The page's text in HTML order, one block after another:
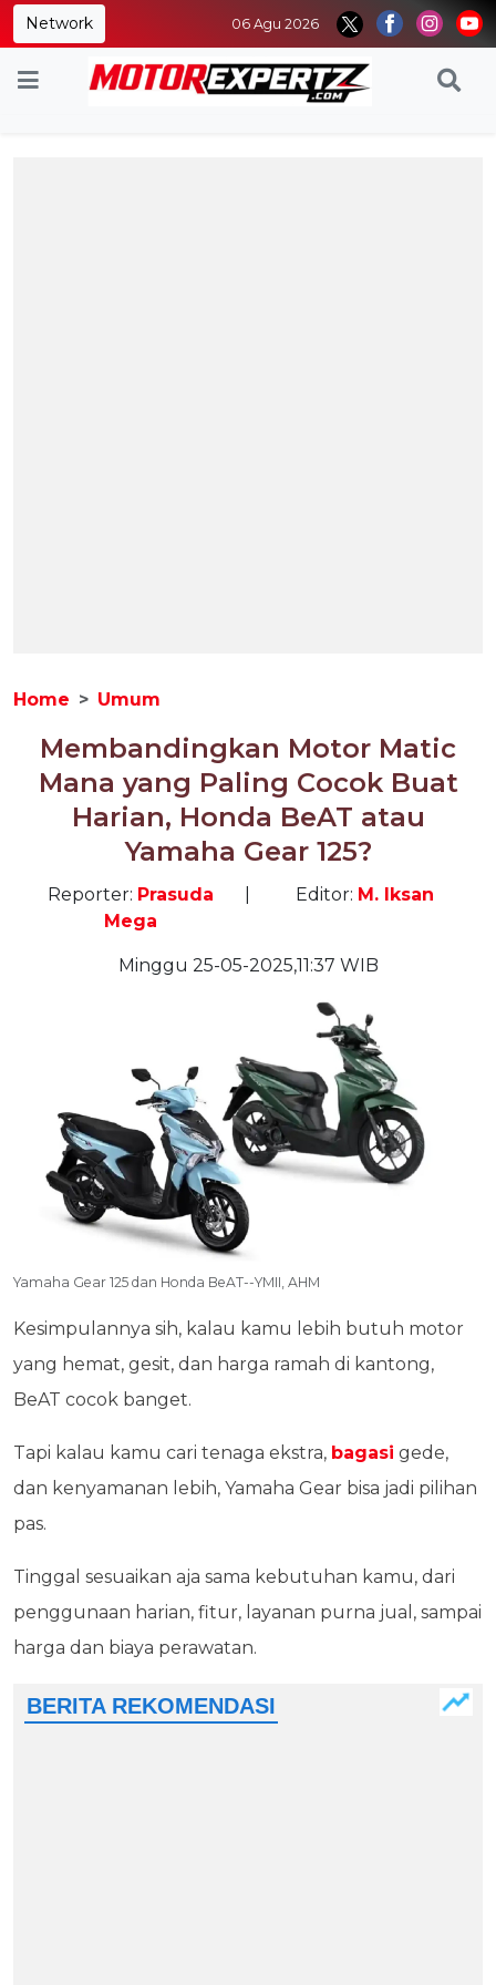
Network 06 Agu 2026
Home Umum
Membandingkan Motor Matic
Mana yang Paling Cocok Buat
Harian, Honda BeAT atau
Yamaha Gear 125?
Reporter: Prasuda
Mega
Editor: M. Iksan
Minggu 25-05-2025,11:37 WIB
Yamaha Gear 125 dan Honda BeAT--YMII, AHM
Kesimpulannya sih, kalau kamu lebih butuh motor
yang hemat, gesit, dan harga ramah di kantong,
BeAT cocok banget.
Tapi kalau kamu cari tenaga ekstra, bagasi gede,
dan kenyamanan lebih, Yamaha Gear bisa jadi pilihan
pas.
Tinggal sesuaikan aja sama kebutuhan kamu, dari
penggunaan harian, fitur, layanan purna jual, sampai
harga dan biaya perawatan.